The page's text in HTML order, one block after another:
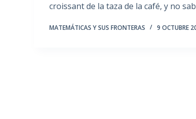
croissant de la taza de la café, y no
MATEMÁTICAS Y SUS FRONTERAS 9 OCTUBRE